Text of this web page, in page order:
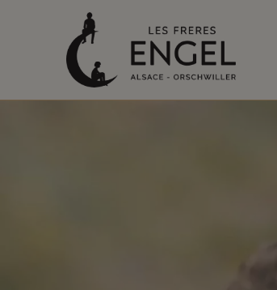
Panneau de gestion des cookies